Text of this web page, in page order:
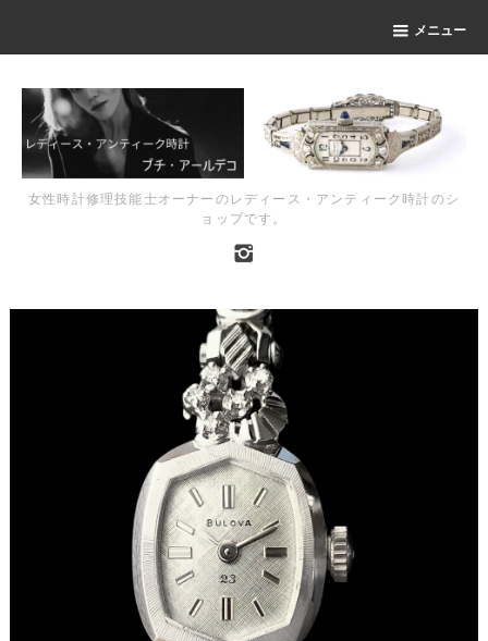
メニュー
女性時計修理技能士オーナーのレディース・アンティーク時計のシ
ョップです。